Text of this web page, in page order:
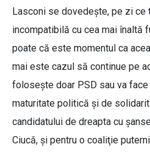
Lasconi se dovedeşte, pe zi ce
incompatibilă cu cea mai înaltă
poate că este momentul ca
mai este cazul să continue pe
foloseşte doar PSD sau va
maturitate politică şi de
candidatului de dreapta cu
Ciucă, şi pentru o coaliţie